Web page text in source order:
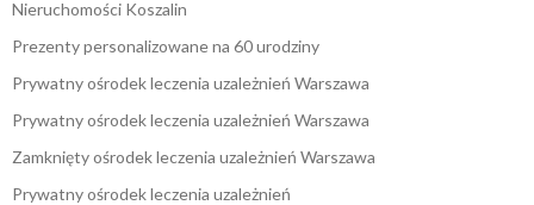
Nieruchomości Koszalin
Prezenty personalizowane na 60 urodziny
Prywatny ośrodek leczenia uzależnień Warszawa
Prywatny ośrodek leczenia uzależnień Warszawa
Zamknięty ośrodek leczenia uzależnień Warszawa
Prywatny ośrodek leczenia uzależnień